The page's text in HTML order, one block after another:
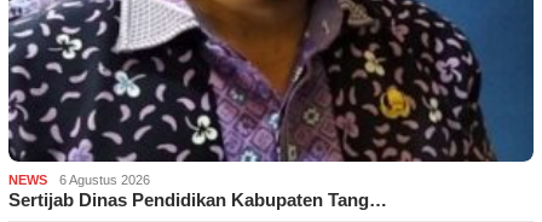
NEWS 6 Agustus 2026
Sertijab Dinas Pendidikan Kabupaten Tang…